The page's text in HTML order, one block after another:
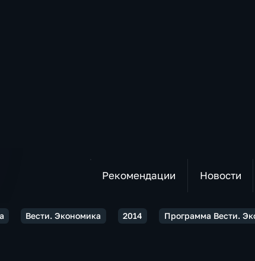
Рекомендации Новости
Вести. Экономика 2014 Программа Вести.